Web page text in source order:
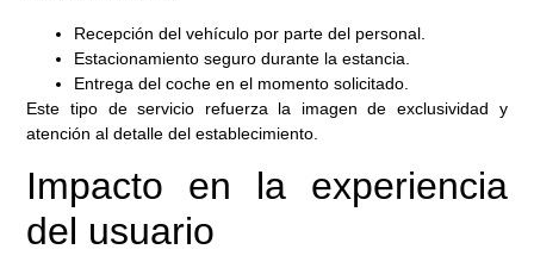
Recepción del vehículo por parte del personal.
Estacionamiento seguro durante la estancia.
Entrega del coche en el momento solicitado.
Este tipo de servicio refuerza la imagen de exclusividad y
atención al detalle del establecimiento.
Impacto en la experiencia
del usuario